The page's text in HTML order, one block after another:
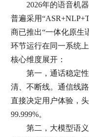
2026年的语音机
普遍采用
商已推出“一体化原生
环节运行在同一系统
核心维度展开：
第一，通话稳定
清、不断线。通信线
直接决定用户体验，
99.999%。
第二，大模型语